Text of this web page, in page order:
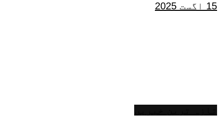
15 اگست 2025